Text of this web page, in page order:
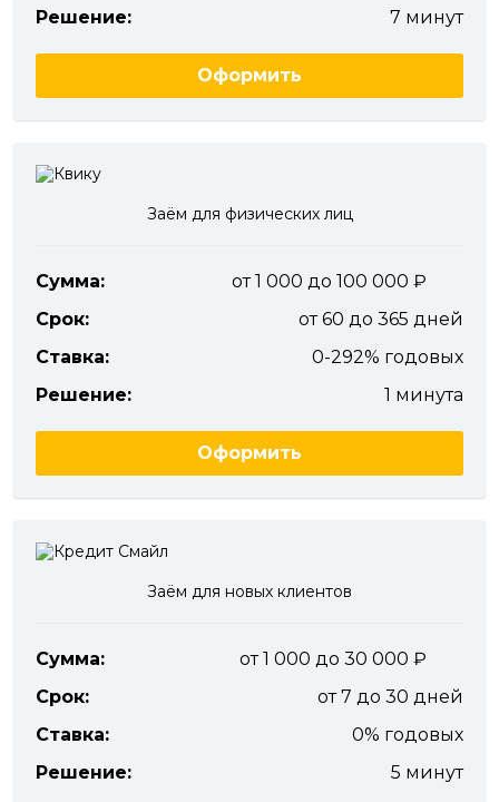
Решение:
7 минут
Оформить
Заём для физических лиц
Сумма:
от 1 000 до 100 000
Срок:
от 60 до 365 дней
Ставка:
0-292% годовых
Решение:
1 минута
Оформить
Заём для новых клиентов
Сумма:
от 1 000 до 30 000
Срок:
от 7 до 30 дней
Ставка:
0% годовых
Решение:
5 минут